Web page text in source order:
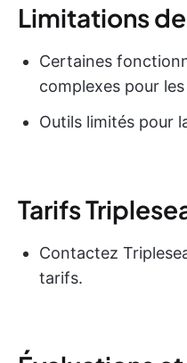
Limitations
Certaines
complexes pour
Outils limités pour
Tarifs
Contactez
tarifs.